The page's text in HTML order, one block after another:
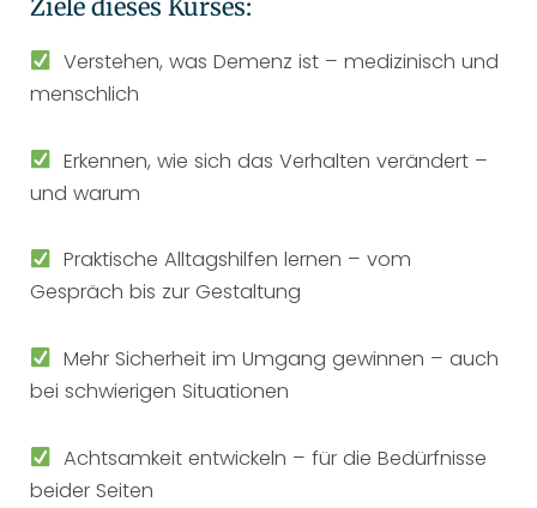
Ziele dieses Kurses:
Verstehen, was Demenz ist – medizinisch und
menschlich
Erkennen, wie sich das Verhalten verändert –
und warum
Praktische Alltagshilfen lernen – vom
Gespräch bis zur Gestaltung
Mehr Sicherheit im Umgang gewinnen – auch
bei schwierigen Situationen
Achtsamkeit entwickeln – für die Bedürfnisse
beider Seiten